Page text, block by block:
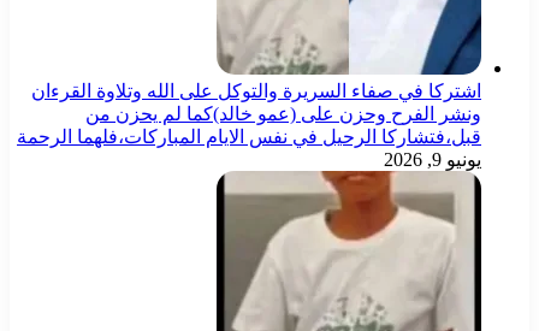
اشتركا في صفاء السريرة والتوكل على الله وتلاوة القرءان
ونشر الفرح وحزن على (عمو خالد)كما لم يحزن من
قبل،فتشاركا الرحيل في نفس الايام المباركات،فلهما الرحمة
يونيو 9, 2026